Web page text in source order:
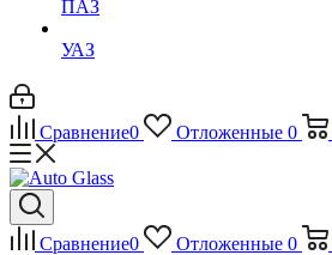
ПАЗ
УАЗ
Сравнение0 Отложенные 0
Сравнение0 Отложенные 0